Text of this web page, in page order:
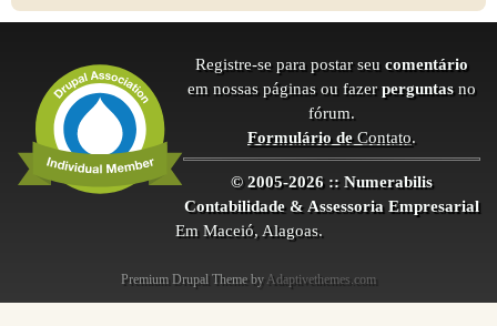
Registre-se para postar seu comentário
em nossas páginas ou fazer perguntas no
fórum.
Formulário deContato.
© 2005-2026 :: Numerabilis
Contabilidade & Assessoria Empresarial
Em Maceió, Alagoas.
Premium Drupal Theme by Adaptivethemes.com